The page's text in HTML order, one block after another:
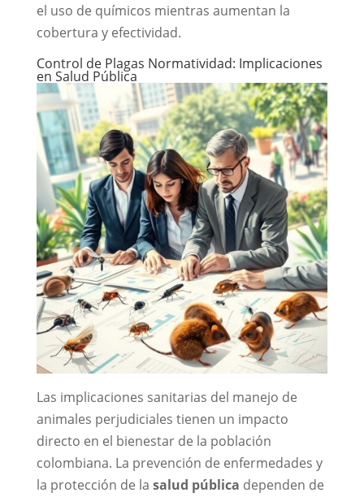
el uso de químicos mientras aumentan la
cobertura y efectividad.
Control de Plagas Normatividad: Implicaciones
en Salud Pública
Las implicaciones sanitarias del manejo de
animales perjudiciales tienen un impacto
directo en el bienestar de la población
colombiana. La prevención de enfermedades y
la protección de la salud pública dependen de